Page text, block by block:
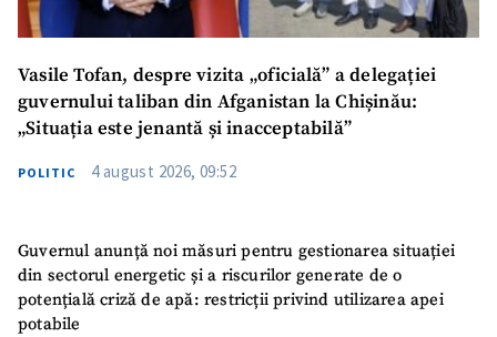
Vasile Tofan, despre vizita „oficială” a delegației
guvernului taliban din Afganistan la Chișinău:
„Situația este jenantă și inacceptabilă”
POLITIC 4 august 2026, 09:52
Guvernul anunță noi măsuri pentru gestionarea situației
din sectorul energetic și a riscurilor generate de o
potențială criză de apă: restricții privind utilizarea apei
potabile